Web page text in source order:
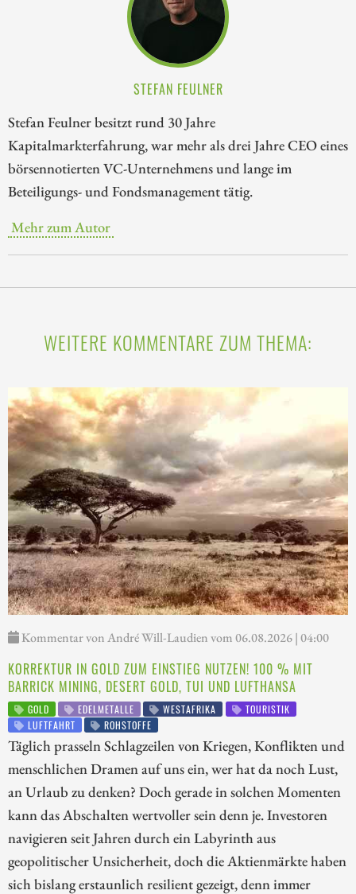
STEFAN FEULNER
Stefan Feulner besitzt rund 30 Jahre
Kapitalmarkterfahrung, war mehr als drei Jahre CEO eines
börsennotierten VC-Unternehmens und lange im
Beteiligungs- und Fondsmanagement tätig.
Mehr zum Autor
WEITERE KOMMENTARE ZUM THEMA:
Kommentar von André Will-Laudien vom 06.08.2026 | 04:00
KORREKTUR IN GOLD ZUM EINSTIEG NUTZEN! 100 % MIT
BARRICK MINING, DESERT GOLD, TUI UND LUFTHANSA
GOLD EDELMETALLE WESTAFRIKA
TOURISTIK
LUFTFAHRT
ROHSTOFFE
Täglich prasseln Schlagzeilen von Kriegen, Konflikten und
menschlichen Dramen auf uns ein, wer hat da noch Lust,
an Urlaub zu denken? Doch gerade in solchen Momenten
kann das Abschalten wertvoller sein denn je. Investoren
navigieren seit Jahren durch ein Labyrinth aus
geopolitischer Unsicherheit, doch die Aktienmärkte haben
sich bislang erstaunlich resilient gezeigt, denn immer